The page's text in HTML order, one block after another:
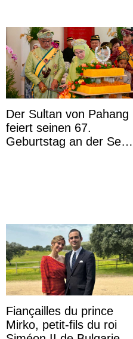
Der Sultan von Pahang
feiert seinen 67.
Geburtstag an der Seite
Fiançailles du prince
Mirko, petit-fils du roi